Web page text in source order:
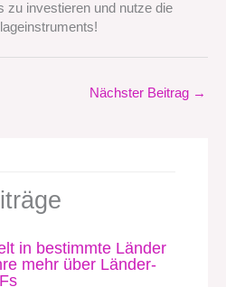
zu investieren und nutze die
Nächster Beitrag →
in bestimmte Länder
mehr über Länder-